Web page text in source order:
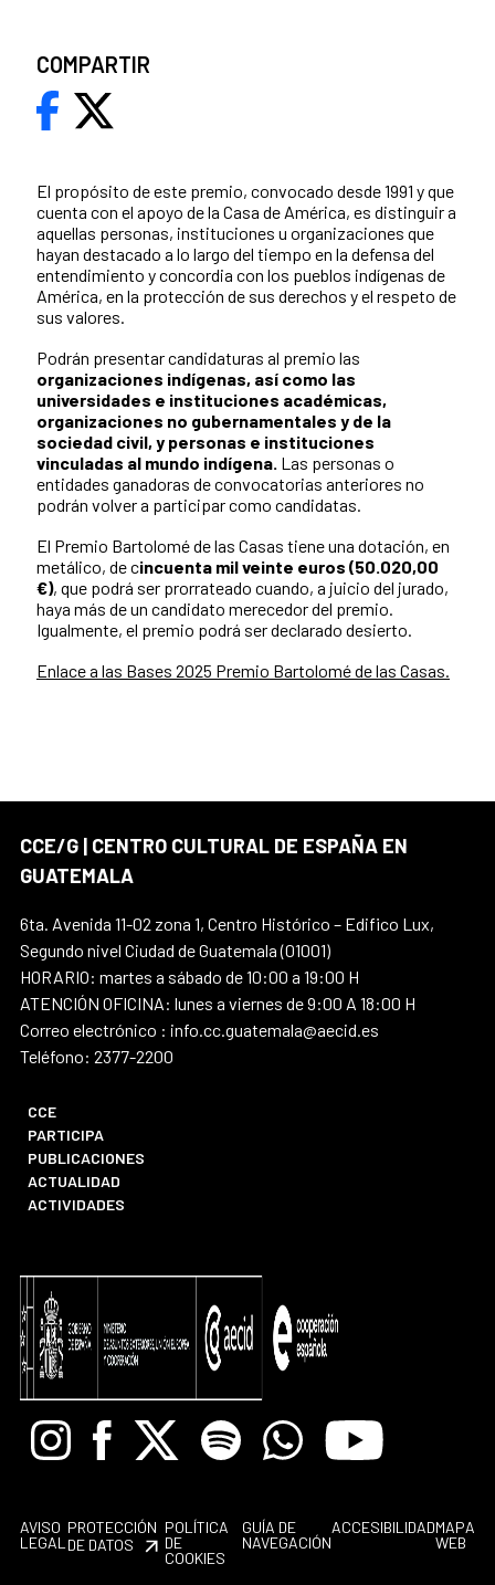
El propósito de este premio, convocado desde 1991 y que
cuenta con el apoyo de la Casa de América, es distinguir a
aquellas personas, instituciones u organizaciones que
hayan destacado a lo largo del tiempo en la defensa del
entendimiento y concordia con los pueblos indígenas de
América, en la protección de sus derechos y el respeto de
sus valores.
Podrán presentar candidaturas al premio las
organizaciones indígenas, así como las
universidades e instituciones académicas,
organizaciones no gubernamentales y de la
sociedad civil, y personas e instituciones
vinculadas al mundo indígena. Las personas o
entidades ganadoras de convocatorias anteriores no
podrán volver a participar como candidatas.
El Premio Bartolomé de las Casas tiene una dotación, en
metálico, de cincuenta mil veinte euros (50.020,00
€), que podrá ser prorrateado cuando, a juicio del jurado,
haya más de un candidato merecedor del premio.
Igualmente, el premio podrá ser declarado desierto.
Enlace a las Bases 2025 Premio Bartolomé de las Casas.
COMPARTIR
CCE/G | CENTRO CULTURAL DE ESPAÑA EN
GUATEMALA
6ta. Avenida 11-02 zona 1, Centro Histórico – Edifico Lux,
Segundo nivel Ciudad de Guatemala (01001)
HORARIO: martes a sábado de 10:00 a 19:00 H
ATENCIÓN OFICINA: lunes a viernes de 9:00 A 18:00 H
Correo electrónico : info.cc.guatemala@aecid.es
Teléfono: 2377-2200
CCE
PARTICIPA
PUBLICACIONES
ACTUALIDAD
ACTIVIDADES
InstagramFacebook
X Spotify WhatsappYoutube
AVISO
LEGAL
PROTECCIÓN
DE DATOS
POLÍTICA
DE
COOKIES
GUÍA DE
NAVEGACIÓN
ACCESIBILIDADMAPA
WEB